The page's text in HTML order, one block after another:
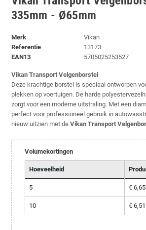
335mm - Ø65mm
Merk
Vikan
Referentie
13173
EAN13
5705025253527
Vikan Transport Velgenborstel
Deze krachtige borstel is speciaal ontworpen
plekken op voertuigen. De harde
zorgt voor een moderne uitstraling. Met een
perfect voor professioneel gebruik in
nieuw uitzien met de Vikan Transport
Volumekortingen
Hoeveelheid
5 € 6,65
10 € 6,51